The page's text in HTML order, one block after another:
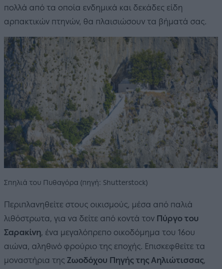
πολλά από τα οποία ενδημικά και δεκάδες είδη
αρπακτικών πτηνών, θα πλαισιώσουν τα βήματά σας.
Σπηλιά του Πυθαγόρα (πηγή: Shutterstock)
Περιπλανηθείτε στους οικισμούς, μέσα από παλιά
λιθόστρωτα, για να δείτε από κοντά τον Πύργο του
Σαρακίνη, ένα μεγαλόπρεπο οικοδόμημα του 16ου
αιώνα, αληθινό φρούριο της εποχής. Επισκεφθείτε τα
μοναστήρια της Ζωοδόχου Πηγής της Αηλιώτισσας,